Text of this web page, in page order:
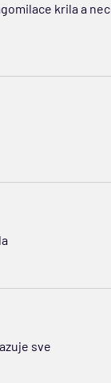
krila a
sve